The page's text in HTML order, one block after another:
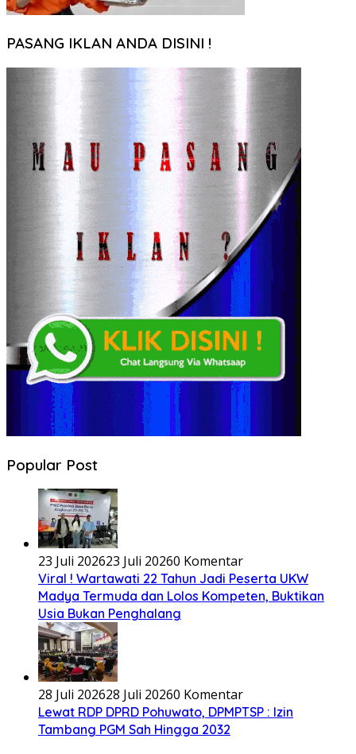
PASANG IKLAN ANDA DISINI !
Popular Post
23 Juli 202623 Juli 20260 Komentar
Viral ! Wartawati 22 Tahun Jadi Peserta UKW
Madya Termuda dan Lolos Kompeten, Buktikan
Usia Bukan Penghalang
28 Juli 202628 Juli 20260 Komentar
Lewat RDP DPRD Pohuwato, DPMPTSP : Izin
Tambang PGM Sah Hingga 2032